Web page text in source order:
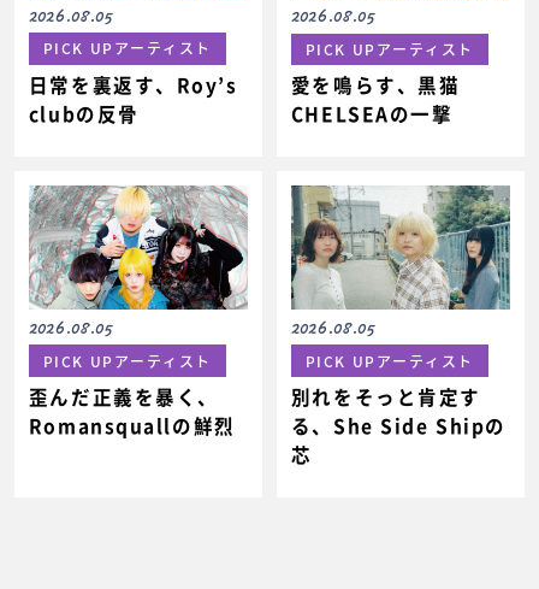
2026.08.05
PICK UPアーティスト
日常を裏返す、Roy’s
clubの反骨
2026.08.05
PICK UPアーティスト
愛を鳴らす、黒猫
CHELSEAの一撃
2026.08.05
PICK UPアーティスト
歪んだ正義を暴く、
Romansquallの鮮烈
2026.08.05
PICK UPアーティスト
別れをそっと肯定す
る、She Side Shipの
芯